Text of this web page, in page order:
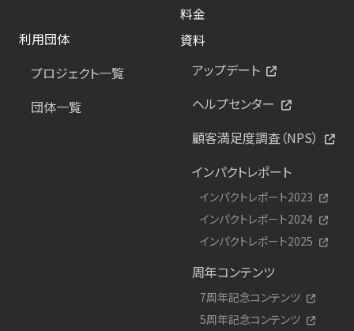
料金
利用団体
プロジェクト一覧
団体一覧
資料
アップデート
ヘルプセンター
顧客満足度調査（NPS）
インパクトレポート
インパクトレポート2023
インパクトレポート2024
インパクトレポート2025
周年コンテンツ
7周年記念コンテンツ
5周年記念コンテンツ